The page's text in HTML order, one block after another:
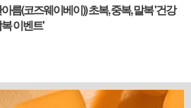
. 이 역동적인 글로벌 허브의 중심에서 한국
깊이 있는 문화유산과 세계적 감각을 잇는 새
름(코즈웨이베이)) 초복, 중복, 말복 '건강
이벤트'